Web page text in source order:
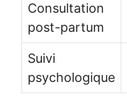
Consultation
post-partum
Suivi
psychologique